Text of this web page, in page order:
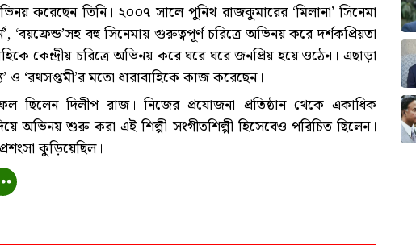
করেছেন তিনি। ২০০৭ সালে পুনিথ রাজকুমারের ‘মিলানা’ সিনেমা
‘বয়ফ্রেন্ড’সহ বহু সিনেমায় গুরুত্বপূর্ণ চরিত্রে অভিনয় করে দর্শকপ্রিয়তা
কেন্দ্রীয় চরিত্রে অভিনয় করে ঘরে ঘরে জনপ্রিয় হয়ে ওঠেন। এছাড়া
ও ‘রথসপ্তমী’র মতো ধারাবাহিকে কাজ করেছেন।
ছিলেন দিলীপ রাজ। নিজের প্রযোজনা প্রতিষ্ঠান থেকে একাধিক
অভিনয় শুরু করা এই শিল্পী সংগীতশিল্পী হিসেবেও পরিচিত ছিলেন।
কুড়িয়েছিল।